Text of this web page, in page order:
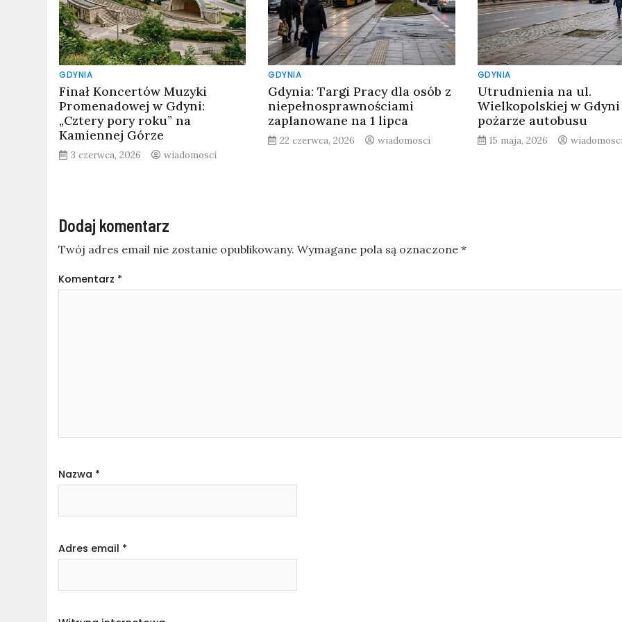
GDYNIA
Finał Koncertów Muzyki
Promenadowej w Gdyni:
„Cztery pory roku” na
Kamiennej Górze
3 czerwca, 2026 wiadomosci
GDYNIA
Gdynia: Targi Pracy dla osób z
niepełnosprawnościami
zaplanowane na 1 lipca
22 czerwca, 2026 wiadomosci
GDYNIA
Utrudnienia na ul.
Wielkopolskiej w
pożarze autobusu
15 maja, 2026
Dodaj komentarz
Twój adres email nie zostanie opublikowany. Wymagane pola są oznaczone*
Komentarz *
Nazwa *
Adres email *